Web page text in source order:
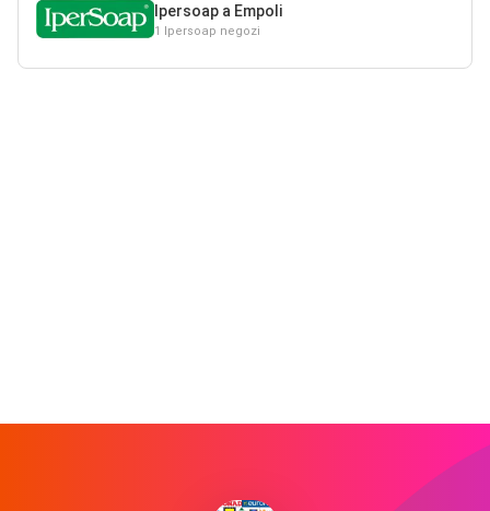
Ipersoap a Empoli
1 Ipersoap negozi